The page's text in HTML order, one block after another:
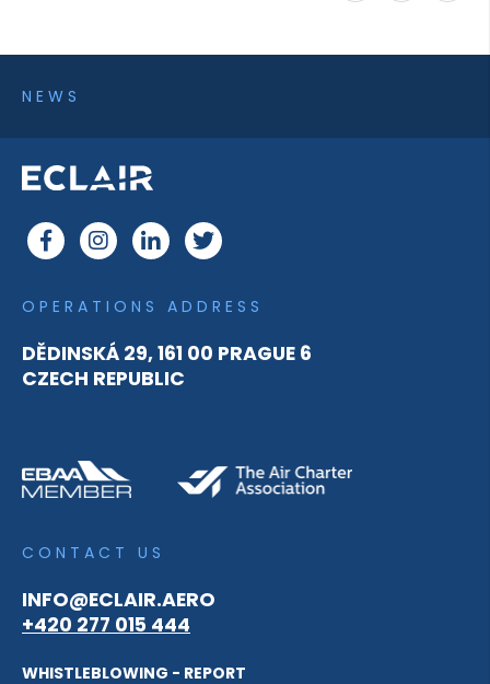
OPERATIONS ADDRESS
DĚDINSKÁ 29, 161 00 PRAGUE 6
CZECH REPUBLIC
CONTACT US
INFO@ECLAIR.AERO
+420 277 015 444
WHISTLEBLOWING - REPORT
NEWS